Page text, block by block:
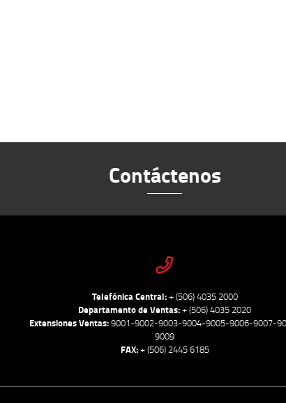
Contáctenos
Telefónica Central:+ (506) 4035 2000
Departamento de Ventas:+ (506) 4035 2020
Extensiones Ventas:9001-9002-9003-9004-9005-9006-9007-
9009
FAX:+ (506) 2445 6185